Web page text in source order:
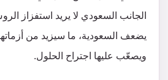
الجانب السعودي لا يريد استفزاز
يضعف السعودية، ما سيزيد من
ويصعّب عليها اجتراح الحلول.